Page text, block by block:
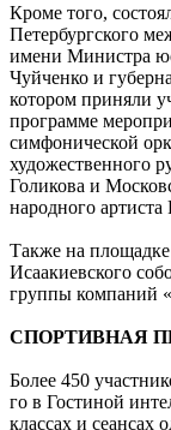
Кроме того,
Петербургского
имени Министра
Чуйченко и
котором приняли
программе
симфонической
художественного
Голикова и
народного
Также на
Исаакиевского
группы компаний
СПОРТИВНАЯ
Более 450
го в Гостиной
классах и сеансах